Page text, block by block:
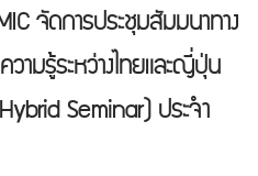
จัดการประชุมสัมมนาทาง
วามรู้ระหว่างไทยและญี่ปุ่น
Seminar) ประจำ